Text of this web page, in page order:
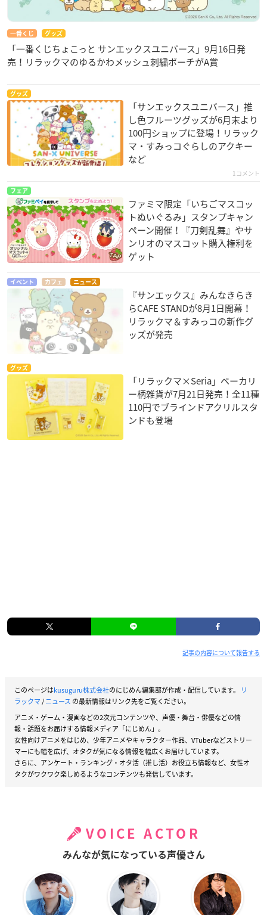
一番くじ グッズ
「一番くじちょこっと サンエックスユニバース」9月16日発
売！リラックマのゆるかわメッシュ刺繍ポーチがA賞
グッズ
「サンエックスユニバース」推
し色フルーツグッズが6月末より
100円ショップに登場！リラック
マ・すみっコぐらしのアクキー
など
1コメント
フェア
ファミマ限定「いちごマスコッ
トぬいぐるみ」スタンプキャン
ペーン開催！『刀剣乱舞』やサ
ンリオのマスコット購入権利を
ゲット
イベント カフェ ニュース
『サンエックス』みんなきらき
らCAFE STANDが8月1日開幕！
リラックマ＆すみっコの新作グ
ッズが発売
グッズ
「リラックマ×Seria」ベーカリ
ー柄雑貨が7月21日発売！全11種
110円でブラインドアクリルスタ
ンドも登場
記事の内容について報告する
このページはkusuguru株式会社のにじめん編集部が作成・配信しています。
リ
ラックマ/ニュース の最新情報はリンク先をご覧ください。
アニメ・ゲーム・漫画などの2次元コンテンツや、声優・舞台・俳優などの情
報・話題をお届けする情報メディア「にじめん」。
女性向けアニメをはじめ、少年アニメやキャラクター作品、VTuberなどストリー
マーにも幅を広げ、オタクが気になる情報を幅広くお届けしています。
さらに、アンケート・ランキング・オタ活（推し活）お役立ち情報など、女性オ
タクがワクワク楽しめるようなコンテンツも発信しています。
VOICE ACTOR
みんなが気になっている声優さん